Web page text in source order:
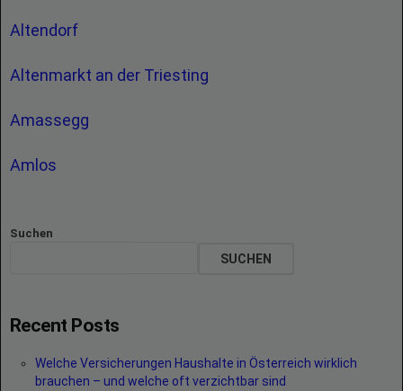
Altendorf
Altenmarkt an der Triesting
Amassegg
Amlos
Suchen
SUCHEN
Recent Posts
Welche Versicherungen Haushalte in Österreich wirklich
brauchen – und welche oft verzichtbar sind